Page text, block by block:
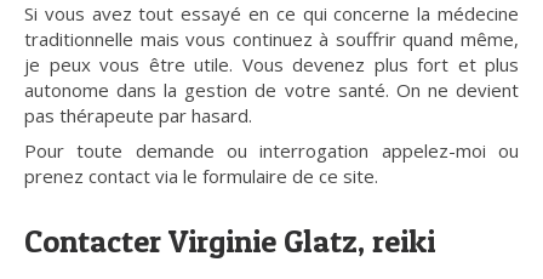
Si vous avez tout essayé en ce qui concerne la médecine
traditionnelle mais vous continuez à souffrir quand même,
je peux vous être utile. Vous devenez plus fort et plus
autonome dans la gestion de votre santé. On ne devient
pas thérapeute par hasard.
Pour toute demande ou interrogation appelez-moi ou
prenez contact via le formulaire de ce site.
Contacter Virginie Glatz, reiki